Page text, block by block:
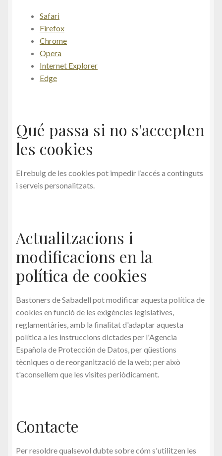
Safari
Firefox
Chrome
Opera
Internet Explorer
Edge
Qué passa si no s'accepten
les cookies
El rebuig de les cookies pot impedir l’accés a continguts
i serveis personalitzats.
Actualitzacions i
modificacions en la
política de cookies
Bastoners de Sabadell pot modificar aquesta política de
cookies en funció de les exigències legislatives,
reglamentàries, amb la finalitat d'adaptar aquesta
política a les instruccions dictades per l'Agencia
Española de Protección de Datos, per qüestions
tècniques o de reorganització de la web; per això
t'aconsellem que les visites periòdicament.
Contacte
Per resoldre qualsevol dubte sobre cóm s'utilitzen les